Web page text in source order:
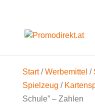
Start/Werbemittel /
Spielzeug /
Schule” – Zahlen